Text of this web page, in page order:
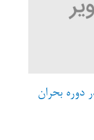
دوره بحران